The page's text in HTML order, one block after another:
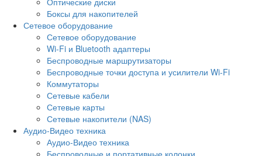
Боксы для накопителей
Сетевое оборудование
Сетевое оборудование
Wi-Fi и Bluetooth адаптеры
Беспроводные маршрутизаторы
Беспроводные точки доступа и усилители Wi-Fi
Коммутаторы
Сетевые кабели
Сетевые карты
Сетевые накопители (NAS)
Аудио-Видео техника
Аудио-Видео техника
Беспроводные и портативные колонки